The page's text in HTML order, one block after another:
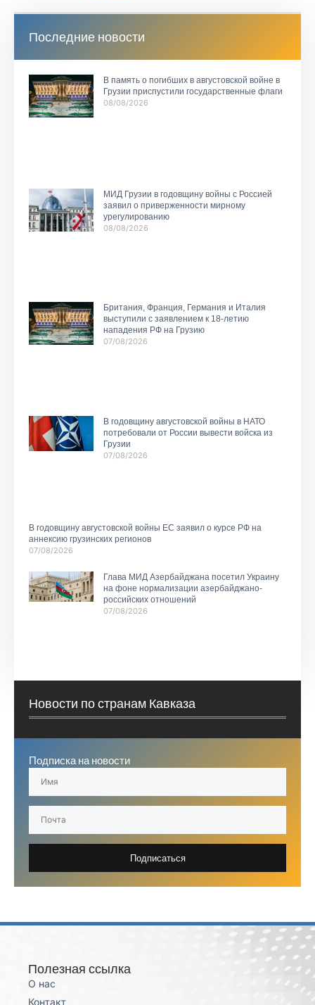
Последние новости
В память о погибших в августовской войне в
Грузии приспустили государственные флаги
08/08/2026
МИД Грузии в годовщину войны с Россией
заявил о приверженности мирному
урегулированию
08/08/2026
Британия, Франция, Германия и Италия
выступили с заявлением к 18-летию
нападения РФ на Грузию
07/08/2026
В годовщину августовской войны в НАТО
потребовали от России вывести войска из
Грузии
07/08/2026
В годовщину августовской войны ЕС заявил о курсе РФ на
аннексию грузинских регионов
07/08/2026
Глава МИД Азербайджана посетил Украину
на фоне нормализации азербайджано-
российских отношений
07/08/2026
Новости по странам Кавказа
Подписка на новости
Подписаться
Полезная ссылка
О нас
Контакт